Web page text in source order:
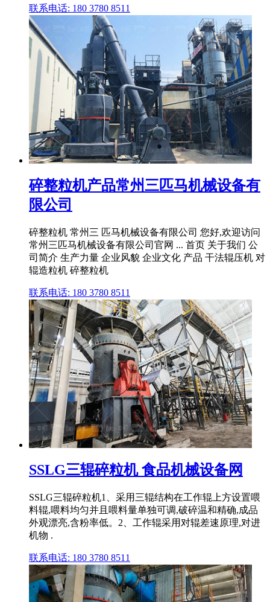
联系电话: 180 3780 8511
碎整粒机产品常州三匹马机械设备有
限公司
碎整粒机 常州三 匹马机械设备有限公司 您好,欢迎访问
常州三匹马机械设备有限公司官网 ... 首页 关于我们 公
司简介 生产力量 企业风貌 企业文化 产品 干法辊压机 对
辊造粒机 碎整粒机
联系电话: 180 3780 8511
SSLG三辊碎粒机 食品机械设备网
SSLG三辊碎粒机1、采用三辊结构在工作辊上方设置喂
料辊,喂料均匀并且喂料量单独可调,破碎温和精确,成品
外观漂亮,含粉率低。2、工作辊采用对辊差速原理,对进
机物 .
联系电话: 180 3780 8511